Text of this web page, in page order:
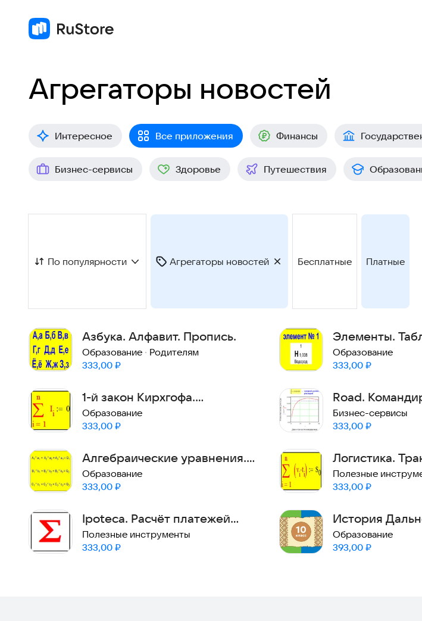
Агрегаторы новостей
Интересное Все приложения Финансы
Бизнес-сервисы Здоровье Путешествия
По популярности Агрегаторы новостей Бесплатные Платные
Азбука. Алфавит. Пропись.
Образование · Родителям
Цена:
333,00 ₽
Элементы.
Менделеева.
Образование
Цена:
333,00 ₽
1-й закон Кирхгофа.
Моделирование токов.
Образование
Цена:
333,00 ₽
Road.
Суточные.
Бизнес-сервисы
Цена:
333,00 ₽
Алгебраические уравнения.
Системы. Расчёт.
Образование
Цена:
333,00 ₽
Логистика.
маршрут.
Полезные
Цена:
333,00 ₽
Ipoteca. Расчёт платежей
кредита/ипотеки.
Полезные инструменты
Цена:
333,00 ₽
История
России. 10 класс
Образование
Цена:
393,00 ₽